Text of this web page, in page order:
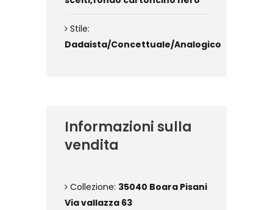
Stile:
Dadaista/Concettuale/Analogico
Informazioni sulla
vendita
Collezione: 35040 Boara Pisani
Via vallazza 63